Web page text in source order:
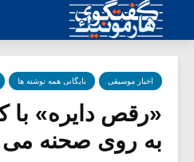
اخبار موسیقی بایگانی همه نوشته ها
«رقص دایره» با
به روی صحنه می